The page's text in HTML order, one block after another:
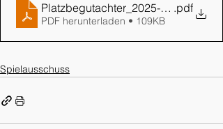
Platzbegutachter_2025-2026
.pdf
PDF herunterladen • 109KB
Spielausschuss